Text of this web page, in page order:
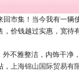
回市集！当今我有一辆
，价钱越过实惠，宽待
不雅整洁，内饰干净
上海锦山国际贸易有